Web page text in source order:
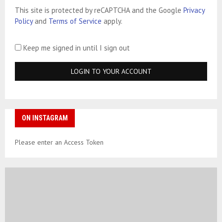
This site is protected by reCAPTCHA and the Google Privacy
Policyand Terms of Service apply.
Keep me signed in until I sign out
ON INSTAGRAM
Please enter an Access Token